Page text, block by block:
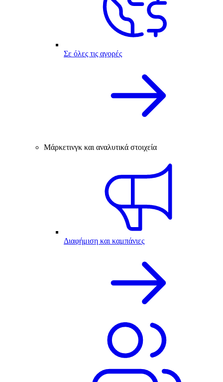
Σε όλες τις αγορές
Μάρκετινγκ και αναλυτικά στοιχεία
Διαφήμιση και καμπάνιες